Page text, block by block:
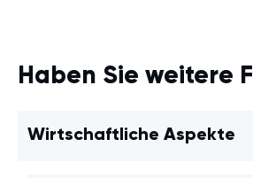
Haben Sie weitere
Wirtschaftliche Aspekte